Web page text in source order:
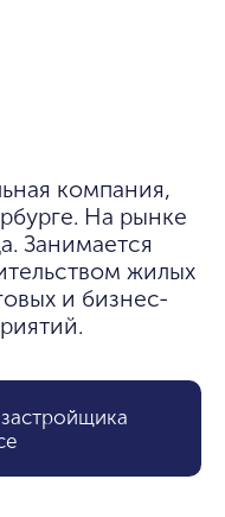
компания,
На рынке
Занимается
жилых
и бизнес-